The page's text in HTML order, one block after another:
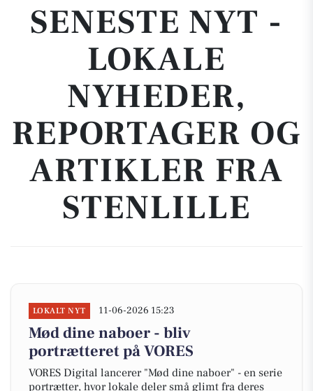
SENESTE NYT -
LOKALE
NYHEDER,
REPORTAGER OG
ARTIKLER FRA
STENLILLE
LOKALT NYT 11-06-2026 15:23
Mød dine naboer - bliv
portrætteret på VORES
VORES Digital lancerer "Mød dine naboer" - en serie
portrætter, hvor lokale deler små glimt fra deres